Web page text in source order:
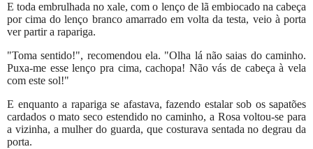
E toda embrulhada no xale, com o lenço de lã embiocado na cabeça
por cima do lenço branco amarrado em volta da testa, veio à porta
ver partir a rapariga.
"Toma sentido!", recomendou ela. "Olha lá não saias do caminho.
Puxa-me esse lenço pra cima, cachopa! Não vás de cabeça à vela
com este sol!"
E enquanto a rapariga se afastava, fazendo estalar sob os sapatões
cardados o mato seco estendido no caminho, a Rosa voltou-se para
a vizinha, a mulher do guarda, que costurava sentada no degrau da
porta.